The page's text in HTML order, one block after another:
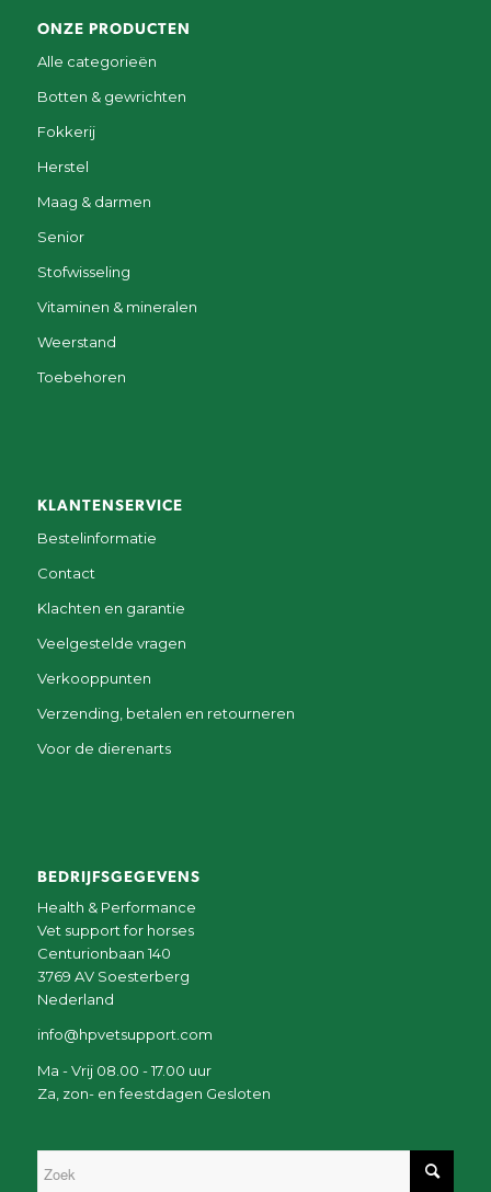
ONZE PRODUCTEN
Alle categorieën
Botten & gewrichten
Fokkerij
Herstel
Maag & darmen
Senior
Stofwisseling
Vitaminen & mineralen
Weerstand
Toebehoren
KLANTENSERVICE
Bestelinformatie
Contact
Klachten en garantie
Veelgestelde vragen
Verkooppunten
Verzending, betalen en retourneren
Voor de dierenarts
BEDRIJFSGEGEVENS
Health & Performance
Vet support for horses
Centurionbaan 140
3769 AV Soesterberg
Nederland
info@hpvetsupport.com
Ma - Vrij 08.00 - 17.00 uur
Za, zon- en feestdagen Gesloten